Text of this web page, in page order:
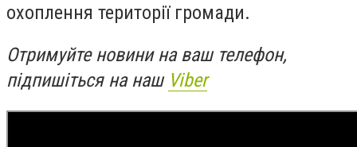
охоплення території громади.
Отримуйте новини на ваш телефон,
підпишіться на наш Viber